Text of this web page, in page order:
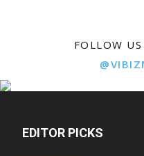
FOLLOW
EDITOR PICKS